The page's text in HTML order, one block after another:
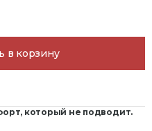
в корзину
который не подводит.